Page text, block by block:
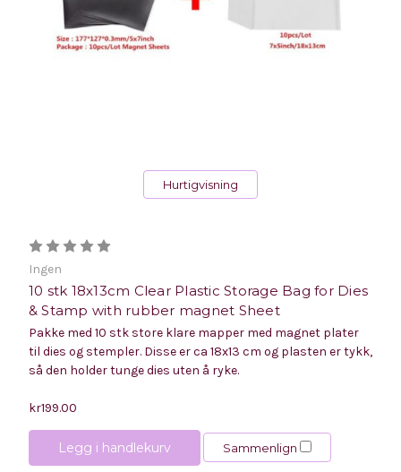
Hurtigvisning
Ingen
10 stk 18x13cm Clear Plastic Storage Bag for Dies
& Stamp with rubber magnet Sheet
Pakke med 10 stk store klare mapper med magnet plater
til dies og stempler. Disse er ca 18x13 cm og plasten er tykk,
så den holder tunge dies uten å ryke.
kr199.00
Legg i handlekurv Sammenlign